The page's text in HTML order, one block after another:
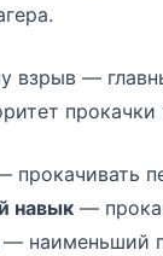
взрыв —
прокачки
прокачивать
навык —
— наименьший